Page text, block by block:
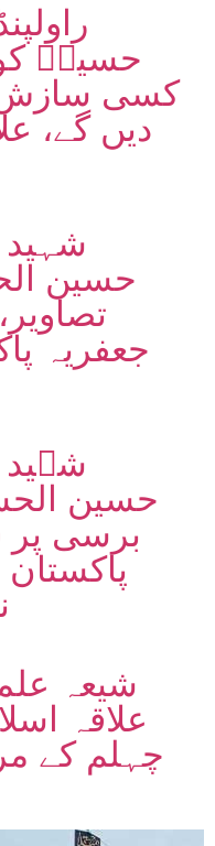
حسینؑ
کسی سازش
دیں گے،
شہید
حسین
جعفریہ
شہید
برسی پر
شیعہ
علاقہ
چہلم کے